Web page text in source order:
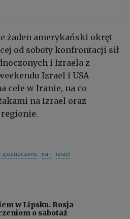
żaden amerykański okręt
od soboty konfrontacji sił
i Izraela z
Izrael i USA
cele w Iranie, na co
na Izrael oraz
zjednoczone iran izrael
w Lipsku. Rosja
o sabotaż